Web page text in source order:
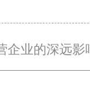
业的深远影